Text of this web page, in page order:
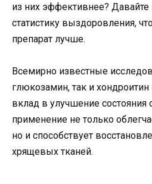
из них эффективнее?
статистику выздоровления,
препарат лучше.
Всемирно известные
глюкозамин, так и
вклад в улучшение состояния
применение не только
но и способствует
хрящевых тканей.